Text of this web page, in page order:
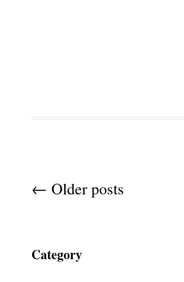
Post navigation
← Older posts
Category